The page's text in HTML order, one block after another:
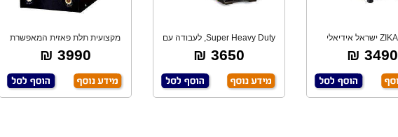
מבית ZIKA ישראל אידיאלי
לעבודות ריתוך ו
3490 ₪
Super Heavy Duty, לעבודה עם
אלקטרודות 1.
3650 ₪
מקצועית תלת פאזית המאפשרת
ריתוך בזרם גבו
3990 ₪